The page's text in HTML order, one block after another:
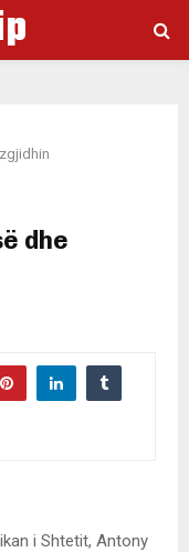
dhe
i Shtetit, Antony